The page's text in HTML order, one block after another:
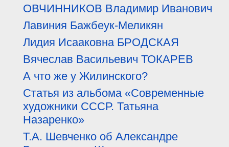
ОВЧИННИКОВ Владимир Иванович
Лавиния Бажбеук-Меликян
Лидия Исааковна БРОДСКАЯ
Вячеслав Васильевич ТОКАРЕВ
А что же у Жилинского?
Статья из альбома «Современные
художники СССР. Татьяна
Назаренко»
Т.А. Шевченко об Александре